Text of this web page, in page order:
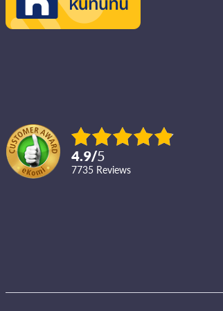
4.9/5
7735 reviews